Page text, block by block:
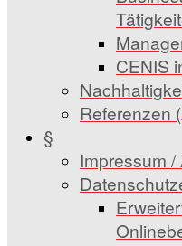
CENIS
Referenzen
§
Impressum